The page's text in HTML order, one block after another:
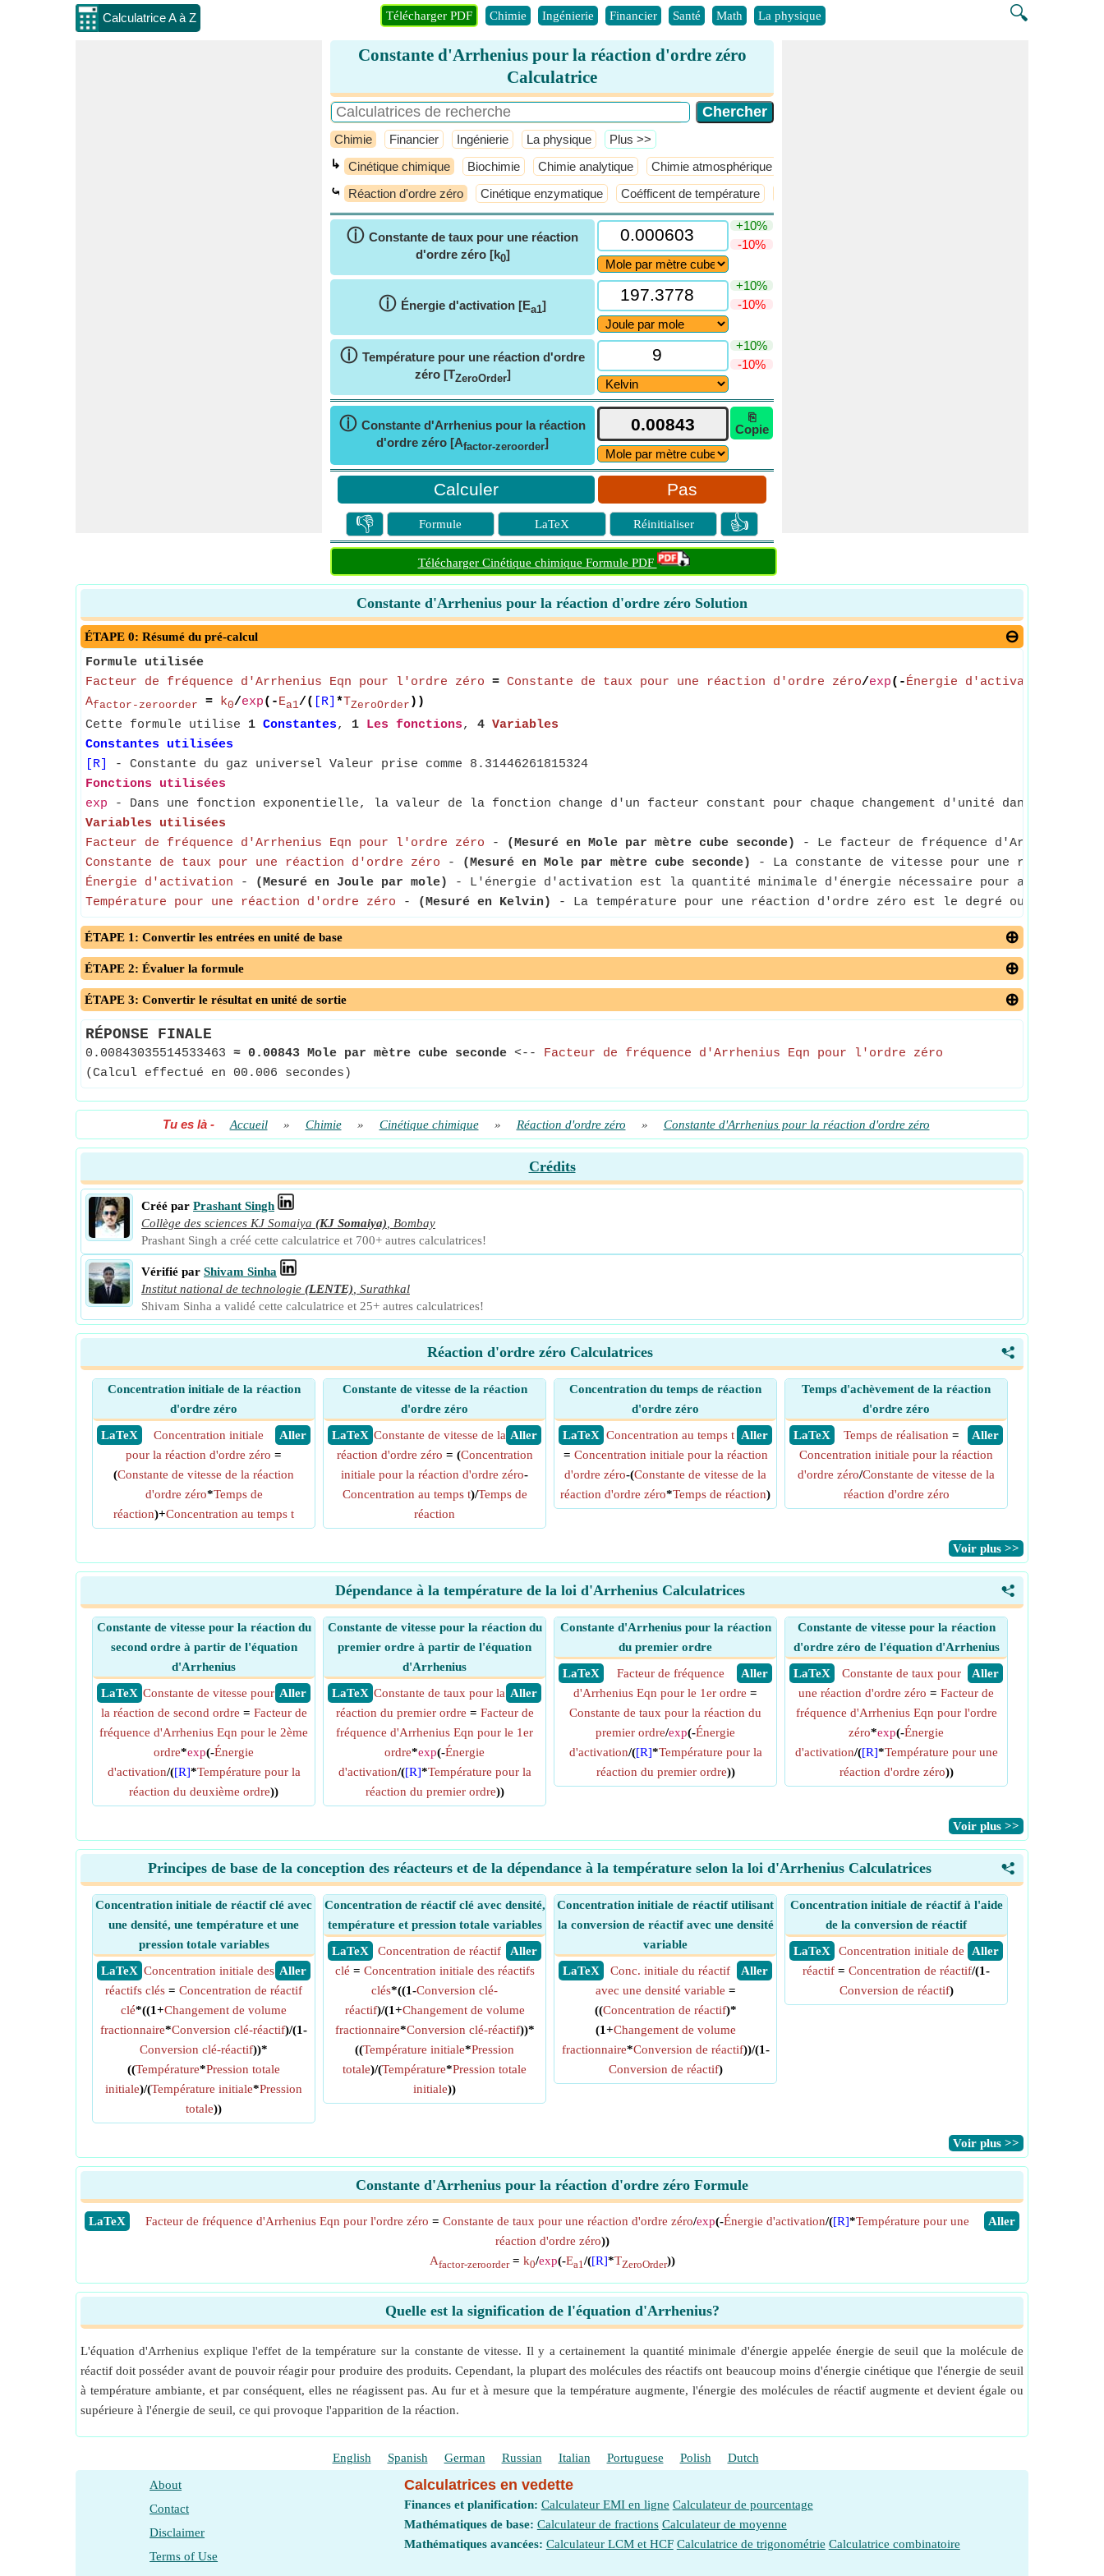
Calculatrice A à Z 🔍
Télécharger PDF Chimie Ingénierie Financier Santé Math La physique
Constante d'Arrhenius pour la réaction d'ordre zéro
Calculatrice
Chimie Financier Ingénierie La physique ​Plus >>
↳ Cinétique chimique Biochimie Chimie analytique Chimie atmosphérique
⤿ Réaction d'ordre zéro Cinétique enzymatique Coéfficent de température
ⓘ Constante de taux pour une réaction
d'ordre zéro [k0]
+10%
-10%
ⓘ Énergie d'activation [Ea1]
+10%
-10%
ⓘ Température pour une réaction d'ordre
zéro [TZeroOrder]
+10%
-10%
ⓘ Constante d'Arrhenius pour la réaction
d'ordre zéro [Afactor-zeroorder]
⎘
Copie
Pas
👎 Formule LaTeX Réinitialiser 👍
Télécharger Cinétique chimique Formule PDF
Constante d'Arrhenius pour la réaction d'ordre zéro Solution
ÉTAPE 0: Résumé du pré-calcul
Formule utilisée
Facteur de fréquence d'Arrhenius Eqn pour l'ordre zéro = Constante de taux pour une réaction d'ordre zéro/exp(-Énergie d'activation
Afactor-zeroorder = k0/exp(-Ea1/( [R] *TZeroOrder ))
Cette formule utilise 1 Constantes, 1 Les fonctions, 4 Variables
Constantes utilisées
[R]
- Constante du gaz universel Valeur prise comme 8.31446261815324
Fonctions utilisées
exp - Dans une fonction exponentielle, la valeur de la fonction change d'un facteur constant pour chaque changement d'unité dans la
Variables utilisées
Facteur de fréquence d'Arrhenius Eqn pour l'ordre zéro - (Mesuré en Mole par mètre cube seconde)
- Le facteur de fréquence d'Arrhenius
Constante de taux pour une réaction d'ordre zéro - (Mesuré en Mole par mètre cube seconde)
- La constante de vitesse pour une réaction
Énergie d'activation - (Mesuré en Joule par mole)
- L'énergie d'activation est la quantité minimale d'énergie nécessaire pour activer des
Température pour une réaction d'ordre zéro - (Mesuré en Kelvin) - La température pour une réaction d'ordre zéro est le degré ou
ÉTAPE 1: Convertir les entrées en unité de base
ÉTAPE 2: Évaluer la formule
ÉTAPE 3: Convertir le résultat en unité de sortie
RÉPONSE FINALE
0.00843035514533463 ≈ 0.00843 Mole par mètre cube seconde <-- Facteur de fréquence d'Arrhenius Eqn pour l'ordre zéro
(Calcul effectué en 00.006 secondes)
Tu es là- Accueil » Chimie » Cinétique chimique » Réaction d'ordre zéro » Constante d'Arrhenius pour la réaction d'ordre zéro
Crédits
Créé par Prashant Singh
Collège des sciences KJ Somaiya (KJ Somaiya)
Bombay
Prashant Singh a créé cette calculatrice et 700+ autres calculatrices!
Vérifié par Shivam Sinha
Institut national de technologie (LENTE) Surathkal
Shivam Sinha a validé cette calculatrice et 25+ autres calculatrices!
<
Réaction d'ordre zéro Calculatrices
Concentration initiale de la réaction
d'ordre zéro
​ LaTeX
​ Aller
Concentration initiale
pour la réaction d'ordre zéro =
(Constante de vitesse de la réaction
d'ordre zéro*Temps de
réaction)+Concentration au temps t
Constante de vitesse de la réaction
d'ordre zéro
​ LaTeX
​ Aller
Constante de vitesse de la
réaction d'ordre zéro = (Concentration
initiale pour la réaction d'ordre zéro-
Concentration au temps t)/Temps de
réaction
Concentration du temps de réaction
d'ordre zéro
​ LaTeX
​ Aller
Concentration au temps t
= Concentration initiale pour la réaction
d'ordre zéro-(Constante de vitesse de la
réaction d'ordre zéro*Temps de réaction)
Temps d'achèvement de la réaction
d'ordre zéro
​ LaTeX
​ Aller
Temps de réalisation =
Concentration initiale pour la réaction
d'ordre zéro/Constante de vitesse de la
réaction d'ordre zéro
​Voir plus >>
<
Dépendance à la température de la loi d'Arrhenius Calculatrices
Constante de vitesse pour la réaction du
second ordre à partir de l'équation
d'Arrhenius
​ LaTeX
​ Aller
Constante de vitesse pour
la réaction de second ordre = Facteur de
fréquence d'Arrhenius Eqn pour le 2ème
ordre*exp(-Énergie
d'activation/([R]*Température pour la
réaction du deuxième ordre))
Constante de vitesse pour la réaction du
premier ordre à partir de l'équation
d'Arrhenius
​ LaTeX
​ Aller
Constante de taux pour la
réaction du premier ordre = Facteur de
fréquence d'Arrhenius Eqn pour le 1er
ordre*exp(-Énergie
d'activation/([R]*Température pour la
réaction du premier ordre))
Constante d'Arrhenius pour la réaction
du premier ordre
​ LaTeX
​ Aller
Facteur de fréquence
d'Arrhenius Eqn pour le 1er ordre =
Constante de taux pour la réaction du
premier ordre/exp(-Énergie
d'activation/([R]*Température pour la
réaction du premier ordre))
Constante de vitesse pour la réaction
d'ordre zéro de l'équation d'Arrhenius
​ LaTeX
​ Aller
Constante de taux pour
une réaction d'ordre zéro = Facteur de
fréquence d'Arrhenius Eqn pour l'ordre
zéro*exp(-Énergie
d'activation/([R]*Température pour une
réaction d'ordre zéro))
​Voir plus >>
<
Principes de base de la conception des réacteurs et de la dépendance à la température selon la loi d'Arrhenius Calculatrices
Concentration initiale de réactif clé avec
une densité, une température et une
pression totale variables
​ LaTeX
​ Aller
Concentration initiale des
réactifs clés = Concentration de réactif
clé*((1+Changement de volume
fractionnaire*Conversion clé-réactif)/(1-
Conversion clé-réactif))*
((Température*Pression totale
initiale)/(Température initiale*Pression
totale))
Concentration de réactif clé avec densité,
température et pression totale variables
​ LaTeX
​ Aller
Concentration de réactif
clé = Concentration initiale des réactifs
clés*((1-Conversion clé-
réactif)/(1+Changement de volume
fractionnaire*Conversion clé-réactif))*
((Température initiale*Pression
totale)/(Température*Pression totale
initiale))
Concentration initiale de réactif utilisant
la conversion de réactif avec une densité
variable
​ LaTeX
​ Aller
Conc. initiale du réactif
avec une densité variable =
((Concentration de réactif)*
(1+Changement de volume
fractionnaire*Conversion de réactif))/(1-
Conversion de réactif)
Concentration initiale de réactif à l'aide
de la conversion de réactif
​ LaTeX
​ Aller
Concentration initiale de
réactif = Concentration de réactif/(1-
Conversion de réactif)
​Voir plus >>
Constante d'Arrhenius pour la réaction d'ordre zéro Formule
​LaTeX ​Aller
Facteur de fréquence d'Arrhenius Eqn pour l'ordre zéro = Constante de taux pour une réaction d'ordre zéro/exp(-Énergie d'activation/([R]*Température pour une
réaction d'ordre zéro))
Afactor-zeroorder= k0/exp(-Ea1/([R]*TZeroOrder))
Quelle est la signification de l'équation d'Arrhenius?
L'équation d'Arrhenius explique l'effet de la température sur la constante de vitesse. Il y a certainement la quantité minimale d'énergie appelée énergie de seuil que la molécule de
réactif doit posséder avant de pouvoir réagir pour produire des produits. Cependant, la plupart des molécules des réactifs ont beaucoup moins d'énergie cinétique que l'énergie de seuil
à température ambiante, et par conséquent, elles ne réagissent pas. Au fur et à mesure que la température augmente, l'énergie des molécules de réactif augmente et devient égale ou
supérieure à l'énergie de seuil, ce qui provoque l'apparition de la réaction.
English Spanish German Russian Italian Portuguese Polish Dutch
About
Contact
Disclaimer
Terms of Use
Calculatrices en vedette
Finances et planification: Calculateur EMI en ligne Calculateur de pourcentage
Mathématiques de base: Calculateur de fractions Calculateur de moyenne
Mathématiques avancées: Calculateur LCM et HCF Calculatrice de trigonométrie Calculatrice combinatoire